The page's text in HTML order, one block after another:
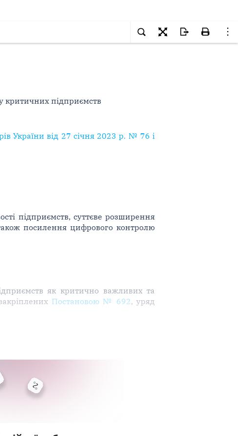
критичних підприємств
України від 27 січня 2023 р. № 76 і
підприємств, суттєве розширення
посилення цифрового контролю
як критично важливих та
Постановою № 692, уряд